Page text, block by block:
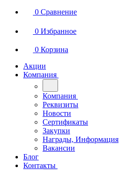
0 Сравнение
0 Избранное
0 Корзина
Акции
Компания
Компания
Реквизиты
Новости
Сертификаты
Закупки
Награды, Информация
Вакансии
Блог
Контакты